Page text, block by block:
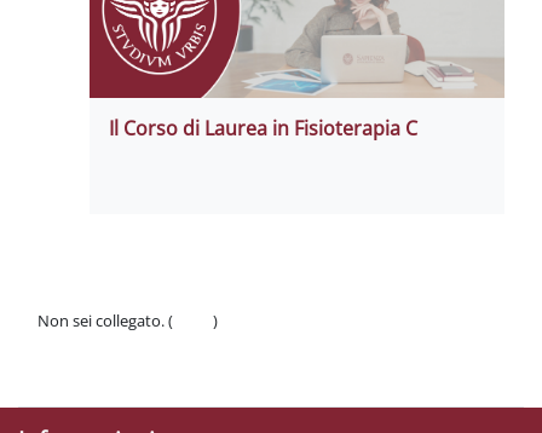
Il Corso di Laurea in Fisioterapia C
Non sei collegato. (
)